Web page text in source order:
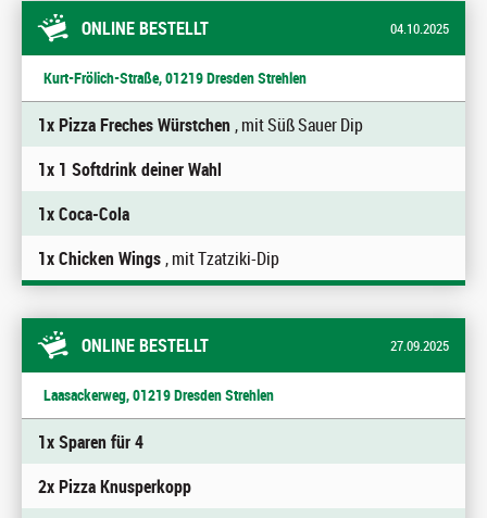
ONLINE BESTELLT 04.10.2025
Kurt-Frölich-Straße, 01219 Dresden Strehlen
1x Pizza Freches Würstchen, mit Süß Sauer Dip
1x 1 Softdrink deiner Wahl
1x Coca-Cola
1x Chicken Wings, mit Tzatziki-Dip
ONLINE BESTELLT 27.09.2025
Laasackerweg, 01219 Dresden Strehlen
1x Sparen für 4
2x Pizza Knusperkopp